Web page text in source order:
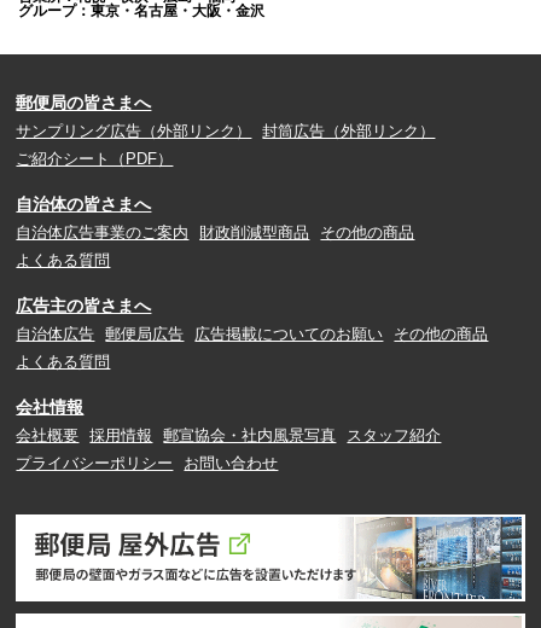
グループ：東京・名古屋・大阪・金沢
郵便局の皆さまへ
サンプリング広告（外部リンク）
封筒広告（外部リンク）
ご紹介シート（PDF）
自治体の皆さまへ
自治体広告事業のご案内 財政削減型商品
その他の商品
よくある質問
広告主の皆さまへ
自治体広告 郵便局広告 広告掲載についてのお願い
その他の商品
よくある質問
会社情報
会社概要 採用情報 郵宣協会・社内風景写真
スタッフ紹介
プライバシーポリシー
お問い合わせ